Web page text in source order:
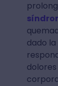
dado